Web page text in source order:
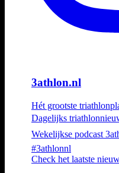
3athlon.nl
Hét grootste
Dagelijks
Wekelijkse podcast
#3athlonnl
Check het laatste